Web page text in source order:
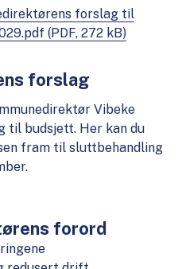
forslag til
(PDF, 272 kB)
forslag
Vibeke
til budsjett. Her kan du
fram til sluttbehandling
forord